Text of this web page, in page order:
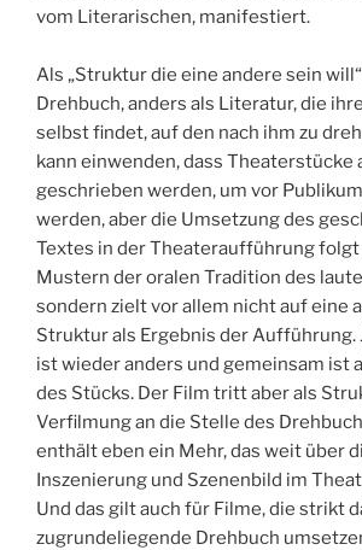
vom Literarischen, manifestiert.
Als „Struktur die eine andere sein
Drehbuch, anders als Literatur, die
selbst findet, auf den nach ihm zu
kann einwenden, dass Theaterstücke
geschrieben werden, um vor
werden, aber die Umsetzung des
Textes in der Theateraufführung
Mustern der oralen Tradition des
sondern zielt vor allem nicht auf eine
Struktur als Ergebnis der
ist wieder anders und gemeinsam ist
des Stücks. Der Film tritt aber als
Verfilmung an die Stelle des
enthält eben ein Mehr, das weit über
Inszenierung und Szenenbild im
Und das gilt auch für Filme, die strikt
zugrundeliegende Drehbuch